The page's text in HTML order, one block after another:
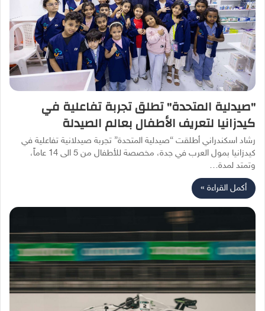
"صيدلية المتحدة" تطلق تجربة تفاعلية في
كيدزانيا لتعريف الأطفال بعالم الصيدلة
رشاد اسكندراني أطلقت “صيدلية المتحدة” تجربة صيدلانية تفاعلية في
كيدزانيا بمول العرب في جدة، مخصصة للأطفال من 5 الى 14 عاماً،
وتمتد لمدة…
أكمل القراءة »